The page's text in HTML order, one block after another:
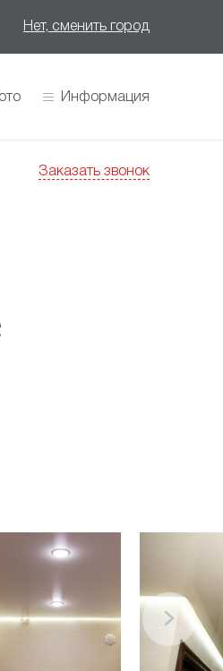
Нет, сменить город
Информация
Заказать звонок